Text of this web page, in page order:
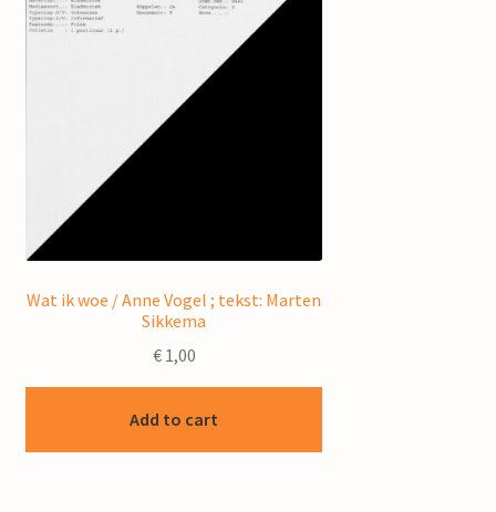
Wat ik woe / Anne Vogel ; tekst: Marten
Sikkema
€1,00
Add to cart